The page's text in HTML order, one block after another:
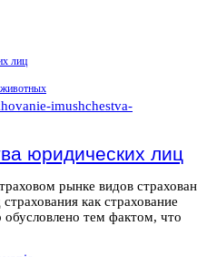
лиц
животных
юридических лиц
рынке видов
как страхование
тем фактом, что